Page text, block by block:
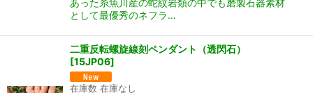
として最優秀のネフラ…
二重反転螺旋線刻ペンダント（透閃石）
[15JP06]
在庫数 在庫なし